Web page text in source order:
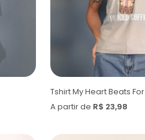
Tshirt My Heart Beats
A partir de R$ 23,98